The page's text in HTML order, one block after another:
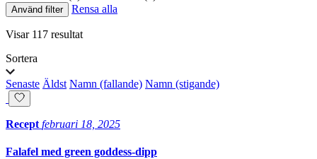
Använd filter Rensa alla
Visar 117 resultat
Sortera
Senaste Äldst Namn (fallande) Namn (stigande)
Recept februari 18, 2025
Falafel med green goddess-dipp